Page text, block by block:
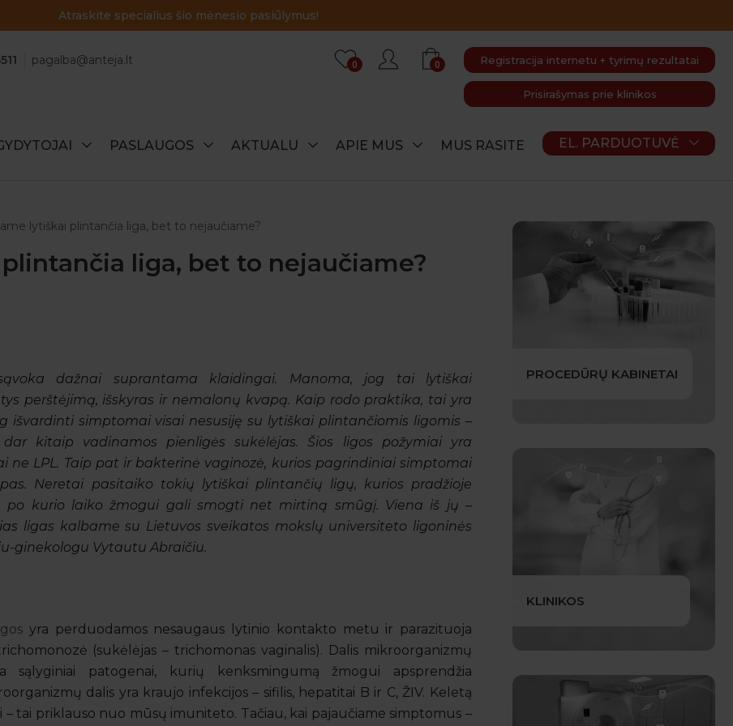
Atraskite specialius šio mėnesio pasiūlymus!
pagalba@anteja.lt Registracija internetu + tyrimų rezultatai
Prisirašymas prie klinikos
0 0
PASLAUGOS AKTUALU APIE MUS MUS RASITE EL. PARDUOTUVĖ
lytiškai plintančia liga, bet to nejaučiame?
liga, bet to nejaučiame?
dažnai suprantama klaidingai. Manoma, jog tai lytiškai
perštėjimą, išskyras ir nemalonų kvapą. Kaip rodo praktika, tai yra
išvardinti simptomai visai nesusiję su lytiškai plintančiomis ligomis –
kitaip vadinamos pienligės sukėlėjas. Šios ligos požymiai yra
ne LPL. Taip pat ir bakterinė vaginozė, kurios pagrindiniai simptomai
Neretai pasitaiko tokių lytiškai plintančių ligų, kurios pradžioje
po kurio laiko žmogui gali smogti net mirtiną smūgį. Viena iš jų –
ligas kalbame su Lietuvos sveikatos mokslų universiteto ligoninės
ginekologu Vytautu Abraičiu.
yra perduodamos nesaugaus lytinio kontakto metu ir parazituoja
(sukėlėjas – trichomonas vaginalis). Dalis mikroorganizmų
sąlyginiai patogenai, kurių kenksmingumą žmogui apsprendžia
dalis yra kraujo infekcijos – sifilis, hepatitai B ir C, ŽIV. Keletą
tai priklauso nuo mūsų imuniteto. Tačiau, kai pajaučiame simptomus –
PROCEDŪRŲ KABINETAI
KLINIKOS